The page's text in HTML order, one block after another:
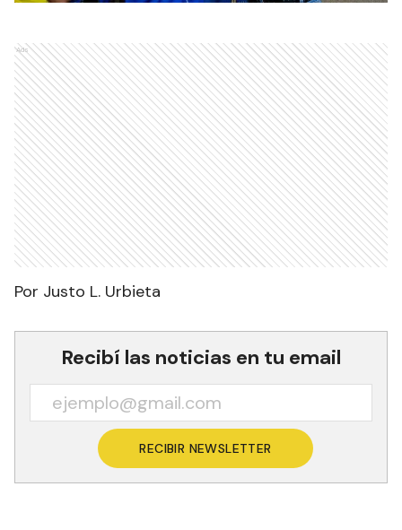
Ads
Por Justo L. Urbieta
Recibí las noticias en tu email
RECIBIR NEWSLETTER